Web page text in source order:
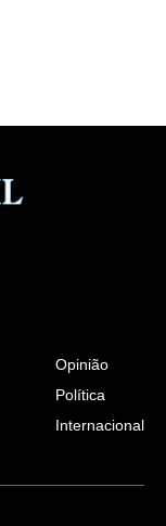
Opinião
Política
Internacional